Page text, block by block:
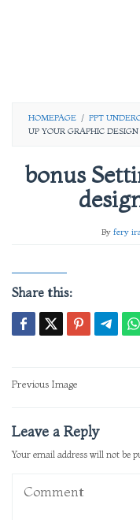
HOMEPAGE / PPT
UP YOUR GRAPHIC
bonus
By fery
Share this:
Post
Previous Image
Leave a Reply
Your email address will not be